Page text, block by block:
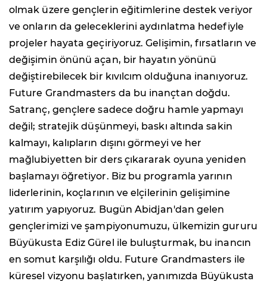
olmak üzere gençlerin eğitimlerine destek veriyor
ve onların da geleceklerini aydınlatma hedefiyle
projeler hayata geçiriyoruz. Gelişimin, fırsatların ve
değişimin önünü açan, bir hayatın yönünü
değiştirebilecek bir kıvılcım olduğuna inanıyoruz.
Future Grandmasters da bu inançtan doğdu.
Satranç, gençlere sadece doğru hamle yapmayı
değil; stratejik düşünmeyi, baskı altında sakin
kalmayı, kalıpların dışını görmeyi ve her
mağlubiyetten bir ders çıkararak oyuna yeniden
başlamayı öğretiyor. Biz bu programla yarının
liderlerinin, koçlarının ve elçilerinin gelişimine
yatırım yapıyoruz. Bugün Abidjan'dan gelen
gençlerimizi ve şampiyonumuzu, ülkemizin gururu
Büyükusta Ediz Gürel ile buluşturmak, bu inancın
en somut karşılığı oldu. Future Grandmasters ile
küresel vizyonu başlatırken, yanımızda Büyükusta